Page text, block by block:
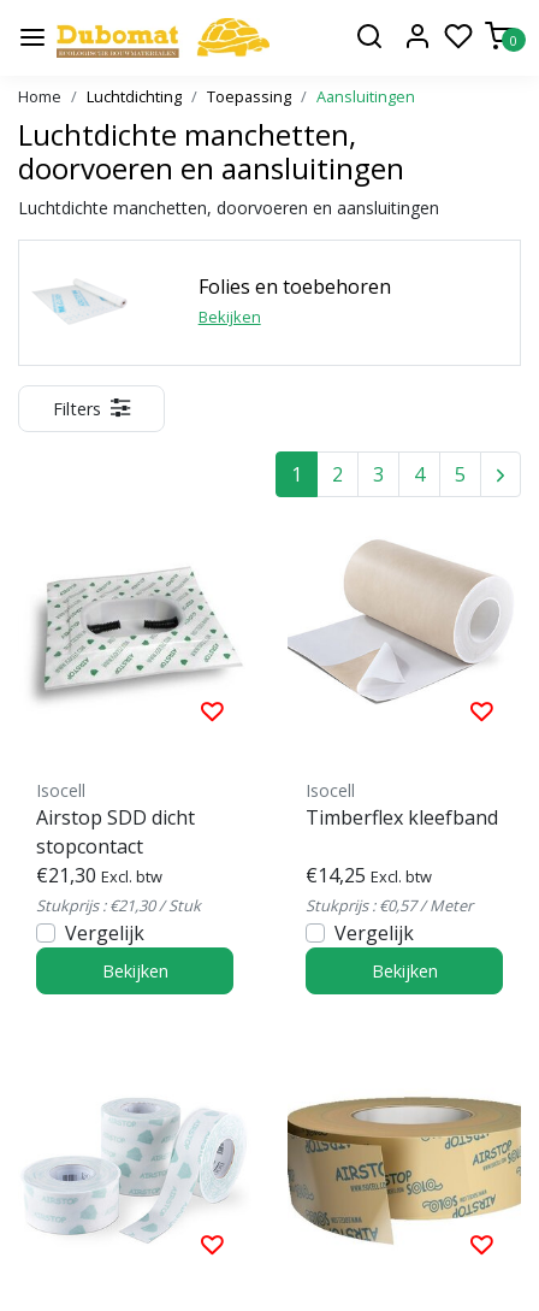
0
Home Luchtdichting Toepassing Aansluitingen
Luchtdichte manchetten,
doorvoeren en aansluitingen
Luchtdichte manchetten, doorvoeren en aansluitingen
Folies en toebehoren
Bekijken
Filters
1 2 3 4 5
Isocell
Airstop SDD dicht
stopcontact
€21,30 Excl. btw
Stukprijs : €21,30 / Stuk
Vergelijk
Bekijken
Isocell
Timberflex kleefband
€14,25 Excl. btw
Stukprijs : €0,57 / Meter
Vergelijk
Bekijken